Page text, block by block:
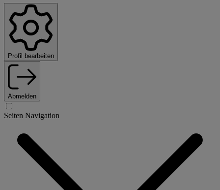
Profil bearbeiten
Abmelden
Seiten Navigation